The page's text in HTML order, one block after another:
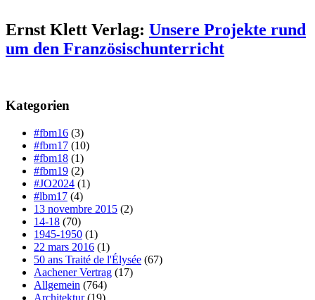
Ernst Klett Verlag: Unsere Projekte rund
um den Französischunterricht
Kategorien
#fbm16 (3)
#fbm17 (10)
#fbm18 (1)
#fbm19 (2)
#JO2024 (1)
#lbm17 (4)
13 novembre 2015 (2)
14-18 (70)
1945-1950 (1)
22 mars 2016 (1)
50 ans Traité de l'Élysée (67)
Aachener Vertrag (17)
Allgemein (764)